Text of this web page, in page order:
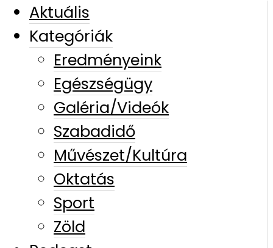
Aktuális
Kategóriák
Eredményeink
Egészségügy
Galéria/Videók
Szabadidő
Művészet/Kultúra
Oktatás
Sport
Zöld